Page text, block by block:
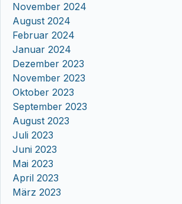
November 2024
August 2024
Februar 2024
Januar 2024
Dezember 2023
November 2023
Oktober 2023
September 2023
August 2023
Juli 2023
Juni 2023
Mai 2023
April 2023
März 2023